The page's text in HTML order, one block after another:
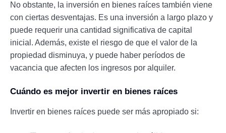
No obstante, la inversión en bienes raíces también viene
con ciertas desventajas. Es una inversión a largo plazo y
puede requerir una cantidad significativa de capital
inicial. Además, existe el riesgo de que el valor de la
propiedad disminuya, y puede haber períodos de
vacancia que afecten los ingresos por alquiler.
Cuándo es mejor invertir en bienes raíces
Invertir en bienes raíces puede ser más apropiado si: